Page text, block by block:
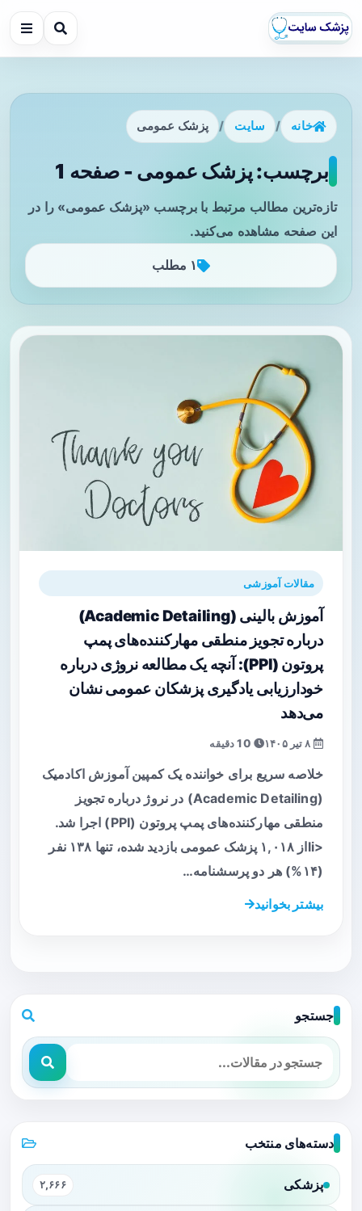
خانه / سایت / پزشک عمومی
برچسب: پزشک عمومی - صفحه 1
تازه‌ترین مطالب مرتبط با برچسب «پزشک عمومی» را در
این صفحه مشاهده می‌کنید.
۱ مطلب
مقالات آموزشی
آموزش بالینی (Academic Detailing)
درباره تجویز منطقی مهارکننده‌های پمپ
پروتون (PPI): آنچه یک مطالعه نروژی درباره
خودارزیابی یادگیری پزشکان عمومی نشان
می‌دهد
خلاصه سریع برای خواننده یک کمپین آموزش اکادمیک
(Academic Detailing) در نروژ درباره تجویز
منطقی مهارکننده‌های پمپ پروتون (PPI) اجرا شد.
<liاز ۱,۰۱۸ پزشک عمومی بازدید شده، تنها ۱۳۸ نفر
(۱۴%) هر دو پرسشنامه…
بیشتر بخوانید
جستجو
دسته‌های منتخب
پزشکی ۲,۶۶۶